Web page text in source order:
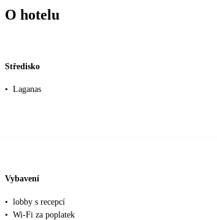
O hotelu
Středisko
• Laganas
Vybavení
• lobby s recepcí
• Wi-Fi za poplatek